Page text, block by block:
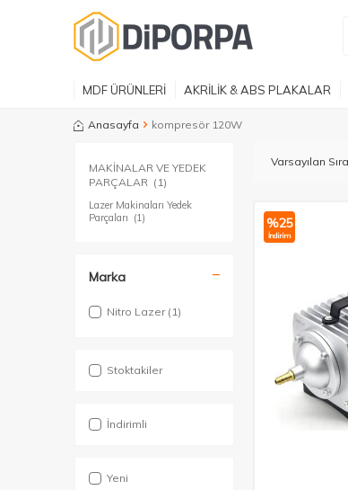
MDF ÜRÜNLERİ AKRİLİK & ABS PLAKALAR
Anasayfa kompresör 120W
MAKİNALAR VE YEDEK
PARÇALAR (1)
Lazer Makinaları Yedek
Parçaları (1)
Marka
Nitro Lazer (1)
Stoktakiler
İndirimli
Yeni
%25
İndirim